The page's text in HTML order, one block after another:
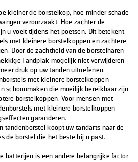
kleiner de borstelkop, hoe minder schade
veroorzaakt. Hoe zachter de
u voelt tijdens het poetsen. Dit betekent
met kleinere borstelkoppen en zachtere
Door de zachtheid van de borstelharen
Tandplak mogelijk niet verwijderen
druk op uw tanden uitoefenen.
met kleinere borstelkoppen
schoonmaken die moeilijk bereikbaar zijn
borstelkoppen. Voor mensen met
met kleinere borstelkoppen
garanderen.
tandenborstel koopt uw tandarts naar de
de borstel die het beste bij u past.
batterijen is een andere belangrijke factor